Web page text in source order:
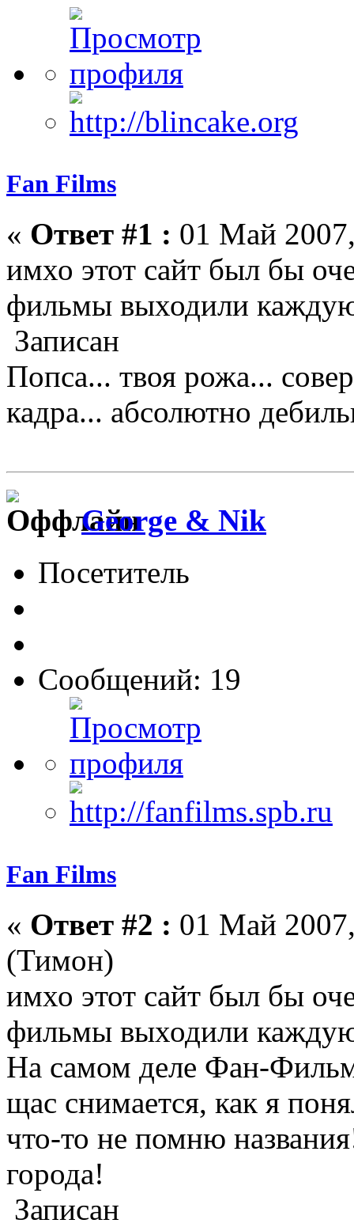
Fan Films
« Ответ #1 : 01 Май
имхо этот сайт был бы
фильмы выходили
Записан
Попса... твоя рожа...
кадра... абсолютно
George & Nik
Посетитель
Сообщений: 19
Fan Films
« Ответ #2 : 01 Май
(Тимон)
имхо этот сайт был бы
фильмы выходили
На самом деле Фан-
щас снимается, как я
что-то не помню
города!
Записан